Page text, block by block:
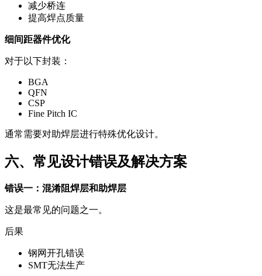
减少桥连
提高焊点质量
细间距器件优化
对于以下封装：
BGA
QFN
CSP
Fine Pitch IC
通常需要对助焊层进行特殊优化设计。
六、常见设计错误及解决方案
错误一：混淆阻焊层和助焊层
这是最常见的问题之一。
后果
钢网开孔错误
SMT无法生产